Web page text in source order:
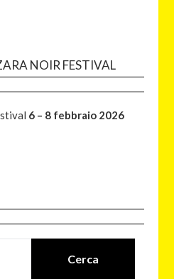
NOIR FESTIVAL
6 – 8 febbraio 2026